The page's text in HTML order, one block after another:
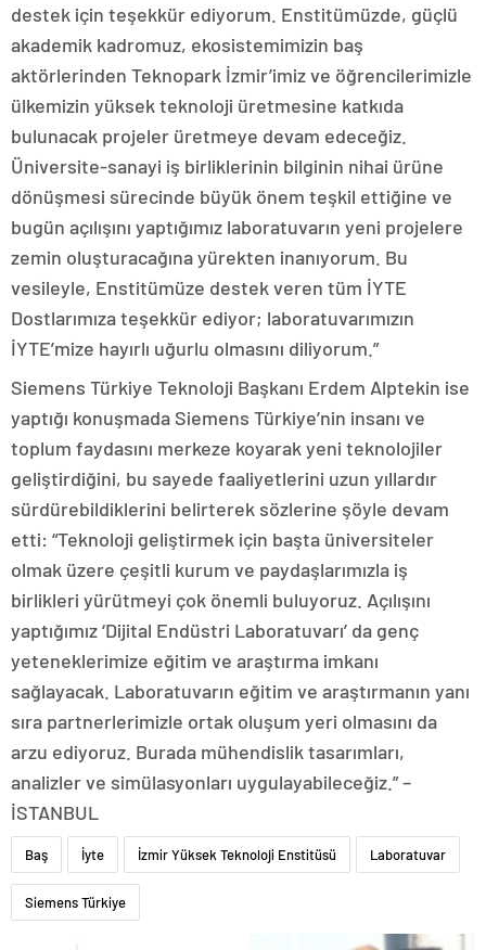
destek için teşekkür ediyorum. Enstitümüzde, güçlü
akademik kadromuz, ekosistemimizin baş
aktörlerinden Teknopark İzmir’imiz ve öğrencilerimizle
ülkemizin yüksek teknoloji üretmesine katkıda
bulunacak projeler üretmeye devam edeceğiz.
Üniversite-sanayi iş birliklerinin bilginin nihai ürüne
dönüşmesi sürecinde büyük önem teşkil ettiğine ve
bugün açılışını yaptığımız laboratuvarın yeni projelere
zemin oluşturacağına yürekten inanıyorum. Bu
vesileyle, Enstitümüze destek veren tüm İYTE
Dostlarımıza teşekkür ediyor; laboratuvarımızın
İYTE’mize hayırlı uğurlu olmasını diliyorum.”
Siemens Türkiye Teknoloji Başkanı Erdem Alptekin ise
yaptığı konuşmada Siemens Türkiye’nin insanı ve
toplum faydasını merkeze koyarak yeni teknolojiler
geliştirdiğini, bu sayede faaliyetlerini uzun yıllardır
sürdürebildiklerini belirterek sözlerine şöyle devam
etti: “Teknoloji geliştirmek için başta üniversiteler
olmak üzere çeşitli kurum ve paydaşlarımızla iş
birlikleri yürütmeyi çok önemli buluyoruz. Açılışını
yaptığımız ‘Dijital Endüstri Laboratuvarı’ da genç
yeteneklerimize eğitim ve araştırma imkanı
sağlayacak. Laboratuvarın eğitim ve araştırmanın yanı
sıra partnerlerimizle ortak oluşum yeri olmasını da
arzu ediyoruz. Burada mühendislik tasarımları,
analizler ve simülasyonları uygulayabileceğiz.” –
İSTANBUL
Baş İyte İzmir Yüksek Teknoloji Enstitüsü Laboratuvar
Siemens Türkiye